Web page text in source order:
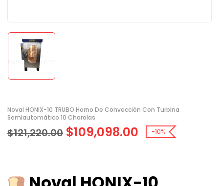
Noval HONIX-10 TRUBO Horno De Convección Con Turbina
Semiautomático 10 Charolas
$121,220.00 $109,098.00 -10%